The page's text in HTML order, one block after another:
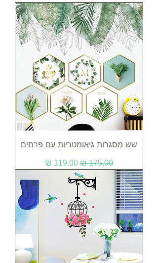
שש מסגרות גיאומטריות עם פרחים
מחיר רגיל מחיר מבצע